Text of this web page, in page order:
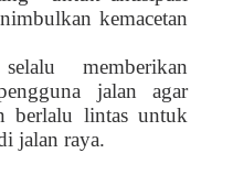
kemacetan
memberikan
jalan agar
berlalu lintas untuk
jalan raya.